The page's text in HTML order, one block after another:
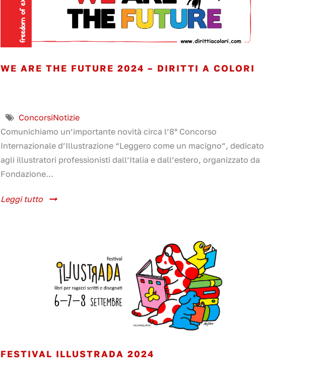
WE ARE THE FUTURE 2024 – DIRITTI A COLORI
ConcorsiNotizie
Comunichiamo un’importante novità circa l’8° Concorso
Internazionale d’Illustrazione “Leggero come un macigno”, dedicato
agli illustratori professionisti dall’Italia e dall’estero, organizzato da
Fondazione...
Leggi tutto
FESTIVAL ILLUSTRADA 2024